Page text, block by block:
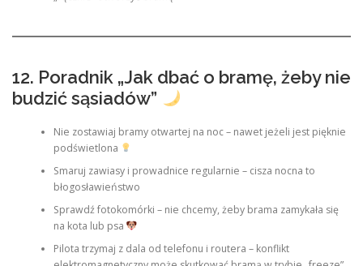
12. Poradnik „Jak dbać o bramę, żeby nie
budzić sąsiadów”
Nie zostawiaj bramy otwartej na noc – nawet jeżeli jest pięknie
podświetlona
Smaruj zawiasy i prowadnice regularnie – cisza nocna to
błogosławieństwo
Sprawdź fotokomórki – nie chcemy, żeby brama zamykała się
na kota lub psa
Pilota trzymaj z dala od telefonu i routera – konflikt